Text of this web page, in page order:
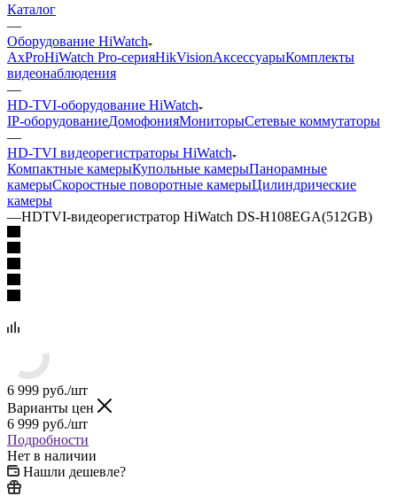
Каталог
—
Оборудование HiWatch
AxProHiWatch Pro-серияHikVisionАксессуарыКомплекты
видеонаблюдения
—
HD-TVI-оборудование HiWatch
IP-оборудованиеДомофонияМониторыСетевые коммутаторы
—
HD-TVI видеорегистраторы HiWatch
Компактные камерыКупольные камерыПанорамные
камерыСкоростные поворотные камерыЦилиндрические
камеры
—HDTVI-видеорегистратор HiWatch DS-H108EGA(512GB)
6 999 руб./шт
Варианты цен
6 999 руб./шт
Подробности
Нет в наличии
Нашли дешевле?